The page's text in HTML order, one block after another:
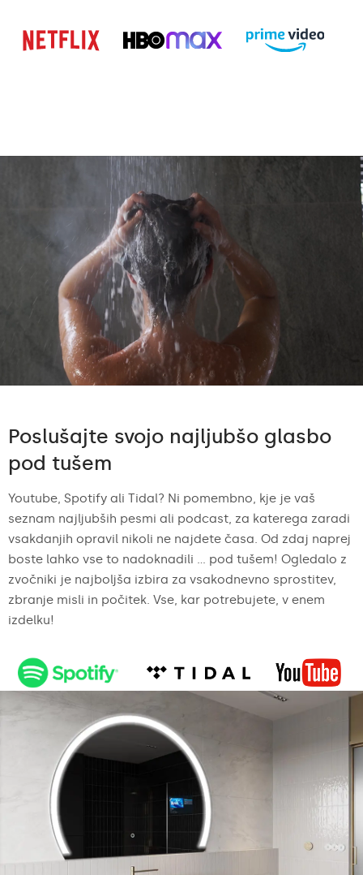
Poslušajte svojo najljubšo glasbo
pod tušem
Youtube, Spotify ali Tidal? Ni pomembno, kje je vaš
seznam najljubših pesmi ali podcast, za katerega zaradi
vsakdanjih opravil nikoli ne najdete časa. Od zdaj naprej
boste lahko vse to nadoknadili ... pod tušem! Ogledalo z
zvočniki je najboljša izbira za vsakodnevno sprostitev,
zbranje misli in počitek. Vse, kar potrebujete, v enem
izdelku!